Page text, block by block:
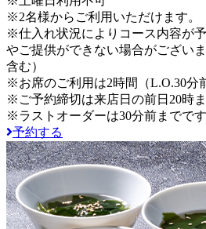
※2名様からご利用いただけます。
※仕入れ状況によりコース内容が
やご提供ができない場合がござい
含む）
※お席のご利用は2時間（L.O.30分
※ご予約締切は来店日の前日20時ま
※ラストオーダーは30分前までです
予約する